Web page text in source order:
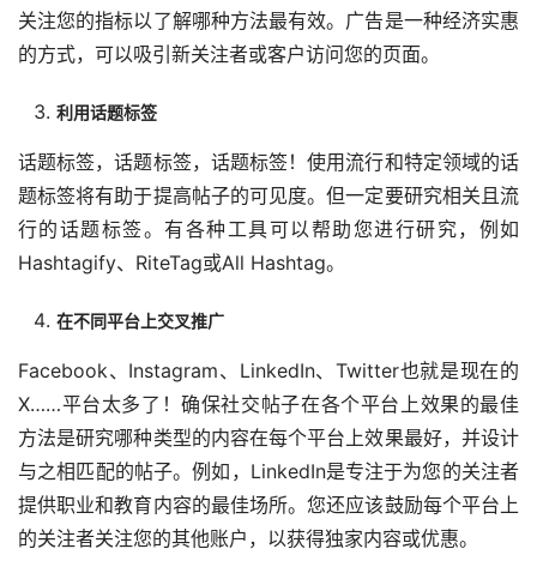
关注您的指标以了解哪种方法最有效。广告是一种经济实惠
的方式，可以吸引新关注者或客户访问您的页面。
利用话题标签
话题标签，话题标签，话题标签！使用流行和特定领域的话
题标签将有助于提高帖子的可见度。但一定要研究相关且流
行的话题标签。有各种工具可以帮助您进行研究，例如
Hashtagify、RiteTag或All Hashtag。
在不同平台上交叉推广
Facebook、Instagram、LinkedIn、Twitter也就是现在的
X……平台太多了！确保社交帖子在各个平台上效果的最佳
方法是研究哪种类型的内容在每个平台上效果最好，并设计
与之相匹配的帖子。例如，LinkedIn是专注于为您的关注者
提供职业和教育内容的最佳场所。您还应该鼓励每个平台上
的关注者关注您的其他账户，以获得独家内容或优惠。